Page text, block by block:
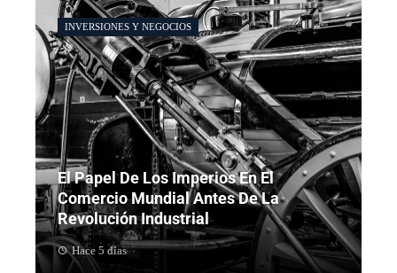
INVERSIONES Y NEGOCIOS
El Papel De Los Imperios En El
Comercio Mundial Antes De La
Revolución Industrial
Hace 5 días